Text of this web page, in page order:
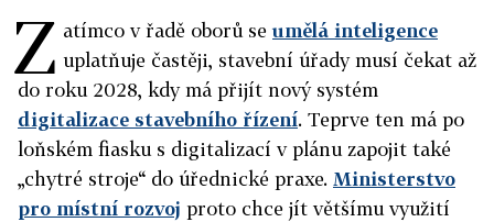
Z atímco v řadě oborů seumělá inteligence
uplatňuje častěji, stavební úřady musí čekat až
do roku 2028, kdy má přijít nový systém
digitalizace stavebního řízení. Teprve ten má po
loňském fiasku s digitalizací v plánu zapojit také
„chytré stroje“ do úřednické praxe. Ministerstvo
pro místní rozvoj proto chce jít většímu využití